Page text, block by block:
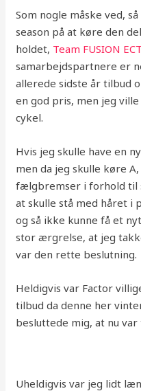
Som nogle måske ved,
season på at køre den
holdet, Team FUSION
samarbejdspartnere er
allerede sidste år tilbud
en god pris, men jeg
cykel.
Hvis jeg skulle have en
men da jeg skulle køre
fælgbremser i forhold til
at skulle stå med håret i
og så ikke kunne få et
stor ærgrelse, at jeg
var den rette beslutning.
Heldigvis var Factor
tilbud da denne her
besluttede mig, at nu var
Uheldigvis var jeg lidt